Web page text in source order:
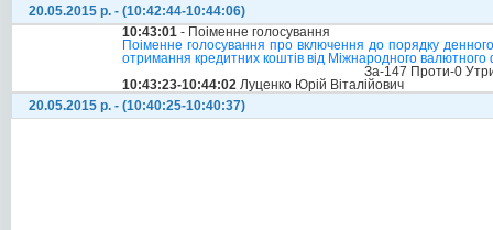
20.05.2015 р. - (10:42:44-10:44:06)
10:43:01 - Поіменне голосування
Поіменне голосування про включення до порядку
отримання кредитних коштів від Міжнародного
За-147 Проти-0
10:43:23-10:44:02 Луценко Юрій Віталійович
20.05.2015 р. - (10:40:25-10:40:37)